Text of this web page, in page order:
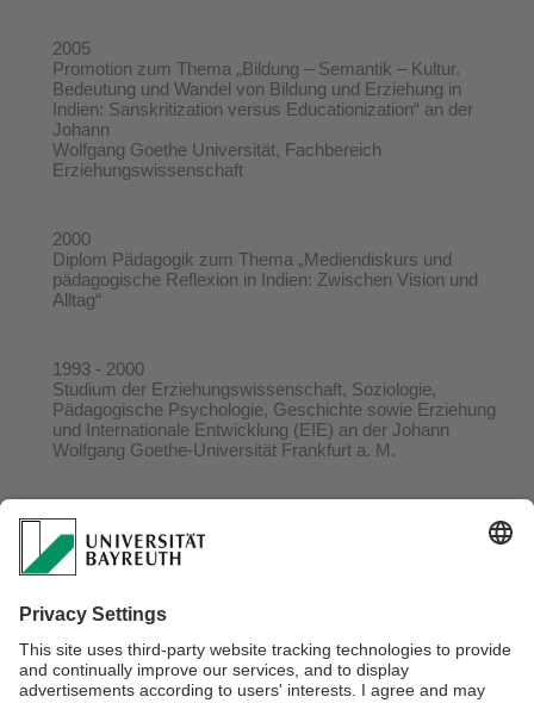
2005
Promotion zum Thema „Bildung – Semantik – Kultur.
Bedeutung und Wandel von Bildung und Erziehung in
Indien: Sanskritization versus Educationization“ an der
Johann
Wolfgang Goethe Universität, Fachbereich
Erziehungswissenschaft
2000
Diplom Pädagogik zum Thema „Mediendiskurs und
pädagogische Reflexion in Indien: Zwischen Vision und
Alltag“
1993 - 2000
Studium der Erziehungswissenschaft, Soziologie,
Pädagogische Psychologie, Geschichte sowie Erziehung
und Internationale Entwicklung (EIE) an der Johann
Wolfgang Goethe-Universität Frankfurt a. M.